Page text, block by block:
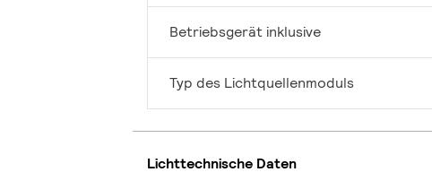
Betriebsgerät inklusive
Typ des Lichtquellenmoduls
Lichttechnische Daten